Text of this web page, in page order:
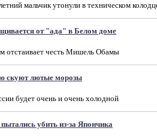
мальчик утонули в техническом
от "ада" в Белом доме
отстаивает честь Мишель Обамы
скуют лютые морозы
будет очень и очень холодной
убить из-за Япончика